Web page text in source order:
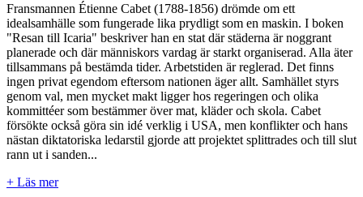
Fransmannen Étienne Cabet (1788-1856) drömde om ett
idealsamhälle som fungerade lika prydligt som en maskin. I boken
"Resan till Icaria" beskriver han en stat där städerna är noggrant
planerade och där människors vardag är starkt organiserad. Alla äter
tillsammans på bestämda tider. Arbetstiden är reglerad. Det finns
ingen privat egendom eftersom nationen äger allt. Samhället styrs
genom val, men mycket makt ligger hos regeringen och olika
kommittéer som bestämmer över mat, kläder och skola. Cabet
försökte också göra sin idé verklig i USA, men konflikter och hans
nästan diktatoriska ledarstil gjorde att projektet splittrades och till slut
rann ut i sanden...
+ Läs mer